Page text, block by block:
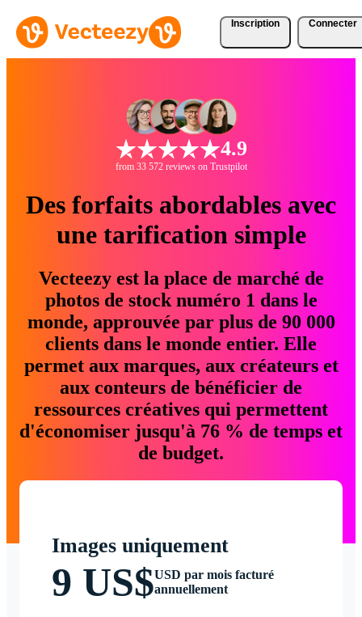
Inscription Connecter
4.9
from 33 572 reviews on Trustpilot
Des forfaits abordables avec
une tarification simple
Vecteezy est la place de marché de
photos de stock numéro 1 dans le
monde, approuvée par plus de 90 000
clients dans le monde entier. Elle
permet aux marques, aux créateurs et
aux conteurs de bénéficier de
ressources créatives qui permettent
d'économiser jusqu'à 76 % de temps et
de budget.
Images uniquement
9 US$USD par mois facturé
annuellement